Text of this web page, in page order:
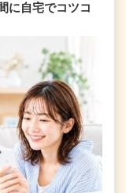
に自宅でコツコ